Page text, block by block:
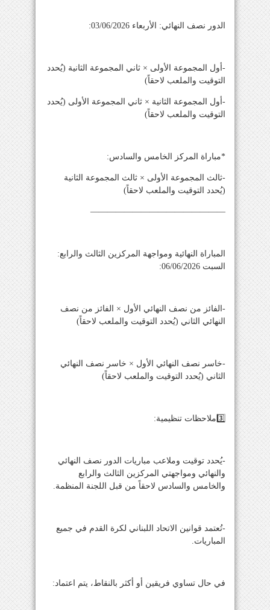
الدور نصف النهائي: الأربعاء 03/06/2026:
-أول المجموعة الأولى × ثاني المجموعة الثانية (يُحدد
التوقيت والملعب لاحقاً)
-أول المجموعة الثانية × ثاني المجموعة الأولى (يُحدد
التوقيت والملعب لاحقاً)
*مباراة المركز الخامس والسادس:
-ثالث المجموعة الأولى × ثالث المجموعة الثانية
(يُحدد التوقيت والملعب لاحقاً)
————————————————
المباراة النهائية ومواجهة المركزين الثالث والرابع:
السبت 06/06/2026:
-الفائز من نصف النهائي الأول × الفائز من نصف
النهائي الثاني (يُحدد التوقيت والملعب لاحقاً)
-خاسر نصف النهائي الأول × خاسر نصف النهائي
الثاني (يُحدد التوقيت والملعب لاحقاً)
3️⃣ملاحظات تنظيمية:
-يُحدد توقيت وملاعب مباريات الدور نصف النهائي
والنهائي ومواجهتي المركزين الثالث والرابع
والخامس والسادس لاحقاً من قبل اللجنة المنظمة.
-تُعتمد قوانين الاتحاد اللبناني لكرة القدم في جميع
المباريات.
في حال تساوي فريقين أو أكثر بالنقاط، يتم اعتماد: